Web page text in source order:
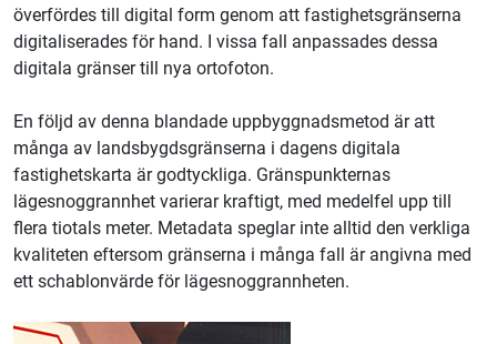
överfördes till digital form genom att fastighetsgränserna
digitaliserades för hand. I vissa fall anpassades dessa
digitala gränser till nya ortofoton.
En följd av denna blandade uppbyggnadsmetod är att
många av landsbygdsgränserna i dagens digitala
fastighetskarta är godtyckliga. Gränspunkternas
lägesnoggrannhet varierar kraftigt, med medelfel upp till
flera tiotals meter. Metadata speglar inte alltid den verkliga
kvaliteten eftersom gränserna i många fall är angivna med
ett schablonvärde för lägesnoggrannheten.